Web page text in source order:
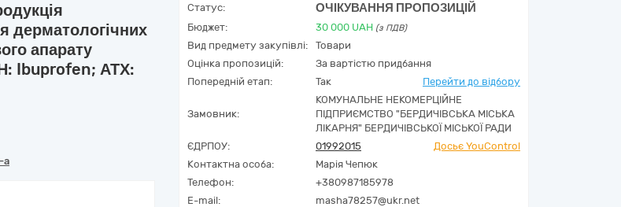
дерматологічних
апарату
Ibuprofen; АТХ:
a
Статус: ОЧІКУВАННЯ ПРОПОЗИЦІЙ
Бюджет: 30 000 UAH (з ПДВ)
Вид предмету закупівлі:
Товари
Оцінка пропозицій:
За вартістю придбання
Попередній етап:
Так Перейти до відбору
Замовник:
КОМУНАЛЬНЕ НЕКОМЕРЦІЙНЕ
ПІДПРИЄМСТВО "БЕРДИЧІВСЬКА МІСЬКА
ЛІКАРНЯ" БЕРДИЧІВСЬКОЇ МІСЬКОЇ РАДИ
ЄДРПОУ:
01992015
Досьє YouControl
Контактна особа:
Марія Чепюк
Телефон:
+380987185978
E-mail:
masha78257@ukr.net